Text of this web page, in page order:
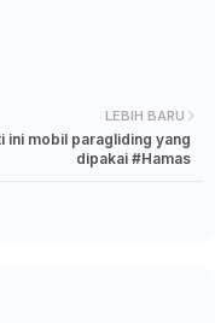
LEBIH BARU
ini mobil paragliding yang
dipakai #Hamas